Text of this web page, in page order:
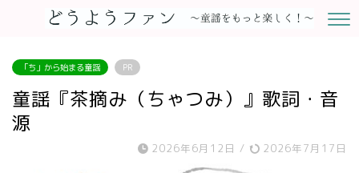
「ち」から始まる童謡 PR
童謡『茶摘み（ちゃつみ）』歌詞・音
源
2026年6月12日 / 2026年7月17日